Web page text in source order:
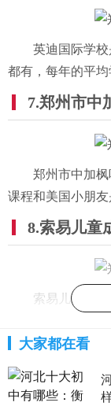
英迪国际学校
都有，每年的平均
7.郑州市中
郑州市中加枫
课程和美国小朋友
8.索易儿童
索易儿童成长
9.郑州市郑
大家都在看